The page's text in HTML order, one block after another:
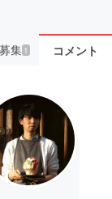
集 1 コメント